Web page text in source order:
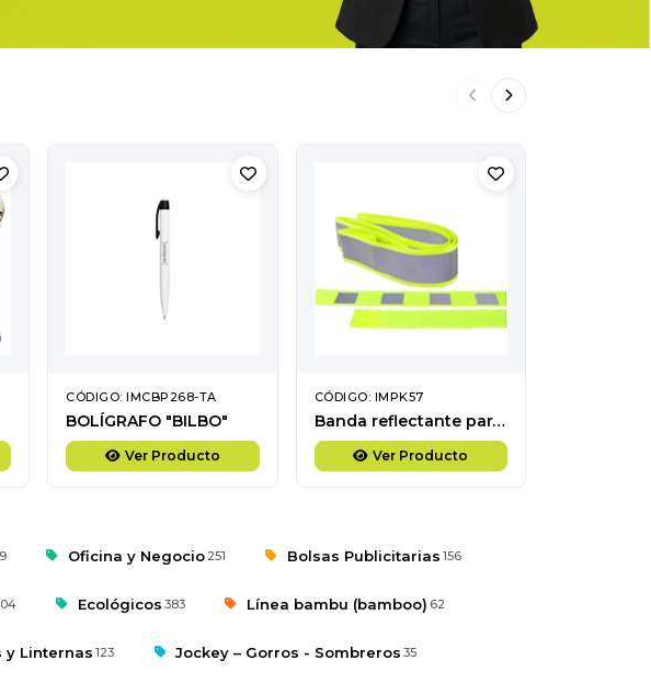
CÓDIGO: IMCBP268-TA
BOLÍGRAFO "BILBO"
Ver Producto
CÓDIGO: IMPK57
Banda reflectante para hombro y cintura
Ver Producto
Oficina y Negocio 251 Bolsas Publicitarias 156
Ecológicos 383 Línea bambu (bamboo) 62
y Linternas 123 Jockey – Gorros - Sombreros 35